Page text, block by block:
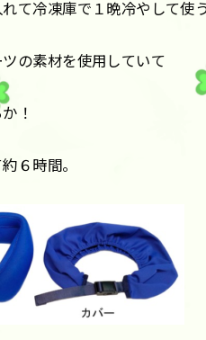
て冷凍庫で１晩冷やして使
の素材を使用していて
！
６時間。